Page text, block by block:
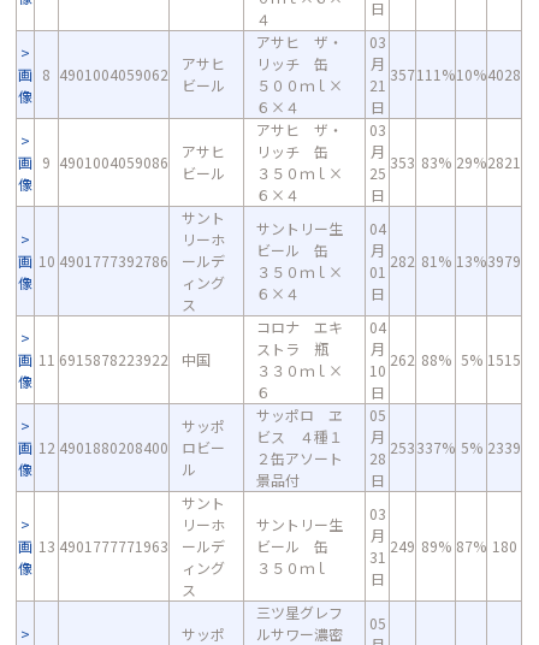
４
日
画
像
8 4901004059062
アサヒ
ビール
アサヒ ザ・
リッチ 缶
５００ｍｌ×
６×４
03
月
21
日
357111%10%4028
画
像
9 4901004059086
アサヒ
ビール
アサヒ ザ・
リッチ 缶
３５０ｍｌ×
６×４
03
月
25
日
353 83% 29%2821
画
像
10 4901777392786
サント
リーホ
ールデ
ィング
ス
サントリー生
ビール 缶
３５０ｍｌ×
６×４
04
月
01
日
282 81% 13%3979
画
像
11 6915878223922 中国
コロナ エキ
ストラ 瓶
３３０ｍｌ×
６
04
月
10
日
262 88% 5% 1515
画
像
12 4901880208400
サッポ
ロビー
ル
サッポロ ヱ
ビス ４種１
２缶アソート
景品付
05
月
28
日
253337% 5% 2339
画
像
13 4901777771963
サント
リーホ
ールデ
ィング
ス
サントリー生
ビール 缶
３５０ｍｌ
03
月
31
日
249 89% 87% 180
サッポ
三ツ星グレフ
ルサワー濃密
05